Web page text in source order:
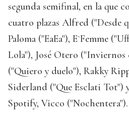
segunda semifinal, en la que
cuatro plazas Alfred ("Desde
Paloma ("EaEa"), E`Femme
Lola"), José Otero
("Quiero y duelo"), Rakky
Siderland ("Que Esclati Tot")
Spotify, Vicco ("Nochentera").